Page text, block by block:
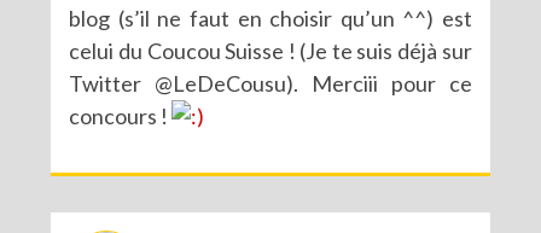
CONCOURS : UN KIT DIY LOVE BIRDS À GAGNER POUR LA SAINT VALENTIN
blog (s’il ne faut en choisir qu’un ^^) est
celui du Coucou Suisse ! (Je te suis déjà sur
Twitter @LeDeCousu). Merciii pour ce
concours !